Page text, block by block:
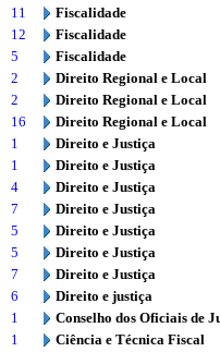
11
Fiscalidade
12
Fiscalidade
5
Fiscalidade
2
Direito Regional e Local
2
Direito Regional e Local
16
Direito Regional e Local
1
Direito e Justiça
1
Direito e Justiça
4
Direito e Justiça
7
Direito e Justiça
5
Direito e Justiça
5
Direito e Justiça
7
Direito e Justiça
6
Direito e justiça
1
Conselho dos Oficiais de
1
Ciência e Técnica Fiscal